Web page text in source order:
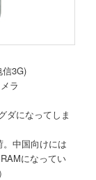
3G)
ラ
ダになってしま
。中国向けには
になってい